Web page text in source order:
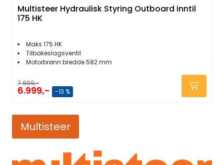
Multisteer Hydraulisk Styring Outboard inntil
175 HK
Maks 175 HK
Tilbakeslagsventil
Motorbrønn bredde 582 mm
7.999,-
6.999,- -13 %
Multisteer